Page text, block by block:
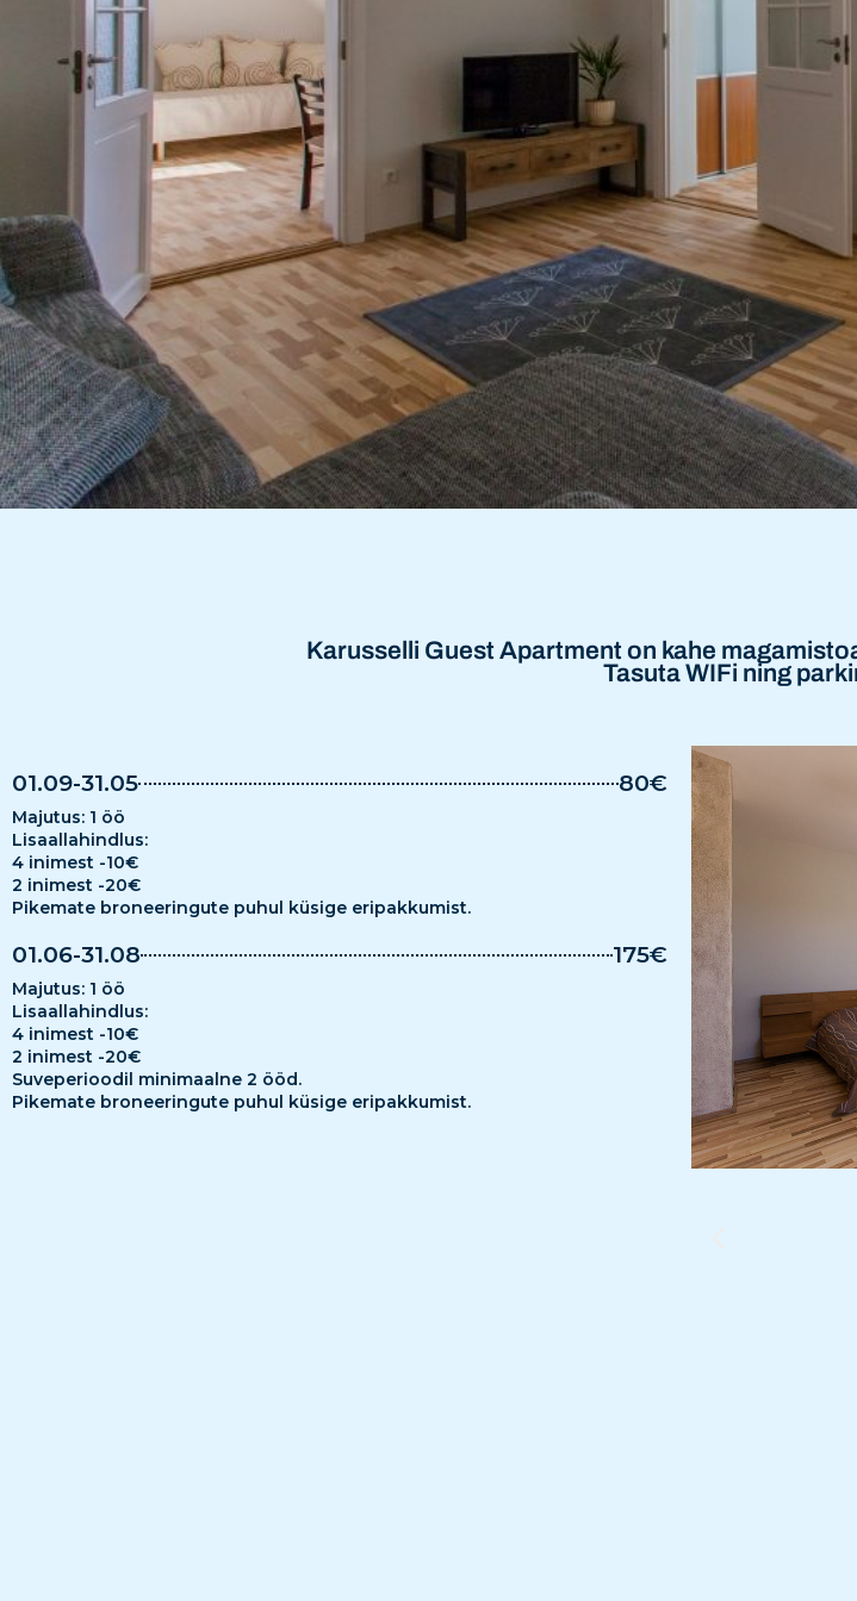
Karusselli Guest Apartment on kahe
Tasuta WIFi ning
01.09-31.05 80€
Majutus: 1 öö
Lisaallahindlus:
4 inimest -10€
2 inimest -20€
Pikemate broneeringute puhul küsige eripakkumist.
01.06-31.08 175€
Majutus: 1 öö
Lisaallahindlus:
4 inimest -10€
2 inimest -20€
Suveperioodil minimaalne 2 ööd.
Pikemate broneeringute puhul küsige eripakkumist.